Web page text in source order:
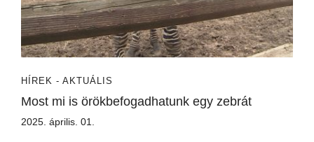
HÍREK - AKTUÁLIS
Most mi is örökbefogadhatunk egy zebrát
2025. április. 01.